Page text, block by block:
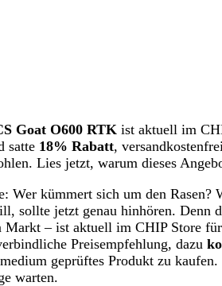
Goat O600 RTK ist aktuell im
satte 18% Rabatt,
Lies jetzt, warum dieses
kümmert sich um den Rasen?
sollte jetzt genau hinhören. Denn
Markt – ist aktuell im CHIP Store
Preisempfehlung, dazu
geprüftes Produkt zu kaufen.
warten.